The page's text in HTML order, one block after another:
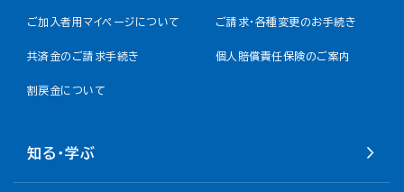
ご加入者用マイページについて ご請求・各種変更のお手続き
共済金のご請求手続き 個人賠償責任保険のご案内
割戻金について​
知る・学ぶ